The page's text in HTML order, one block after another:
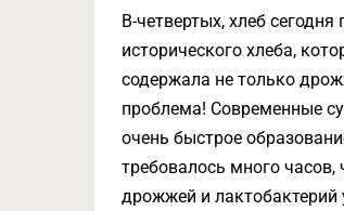
В-четвертых, хлеб
исторического хлеба,
содержала не только
проблема! Современные
очень быстрое
требовалось много
дрожжей и лактобактерий